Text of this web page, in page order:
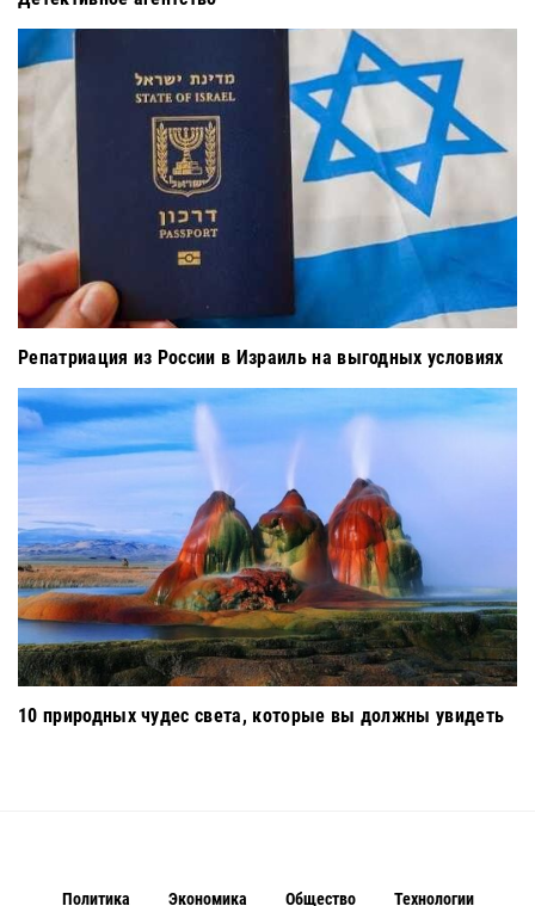
Репатриация из России в Израиль на выгодных условиях
10 природных чудес света, которые вы должны увидеть
Политика Экономика Общество Технологии